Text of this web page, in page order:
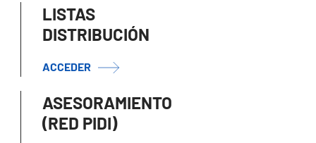
LISTAS
DISTRIBUCIÓN
ACCEDER
ASESORAMIENTO
(RED PIDI)